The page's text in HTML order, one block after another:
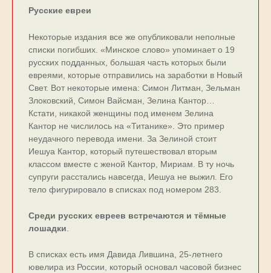
Русские евреи
Некоторые издания все же опубликовали неполные
списки погибших. «Минское слово» упоминает о 19
русских подданных, большая часть которых были
евреями, которые отправились на заработки в Новый
Свет. Вот некоторые имена: Симон Литман, Зельман
Злоковский, Симон Вайсман, Зелина Кантор…
Кстати, никакой женщины под именем Зелина
Кантор не числилось на «Титанике». Это пример
неудачного перевода имени. За Зелиной стоит
Иешуа Кантор, который путешествовал вторым
классом вместе с женой Кантор, Мириам. В ту ночь
супруги расстались навсегда, Иешуа не выжил. Его
тело фигурировало в списках под номером 283.
Среди русских евреев встречаются и тёмные
лошадки.
В списках есть имя Давида Лившина, 25-летнего
ювелира из России, который основал часовой бизнес